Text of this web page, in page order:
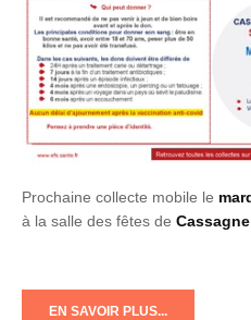
Prochaine collecte mobile le
à la salle des fêtes de
EN SAVOIR PLUS...